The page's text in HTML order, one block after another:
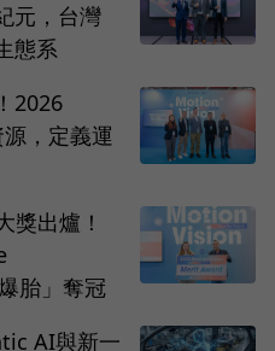
元，台灣
態系
2026
，定義運
出爐！
胎」奪冠
AI與新一